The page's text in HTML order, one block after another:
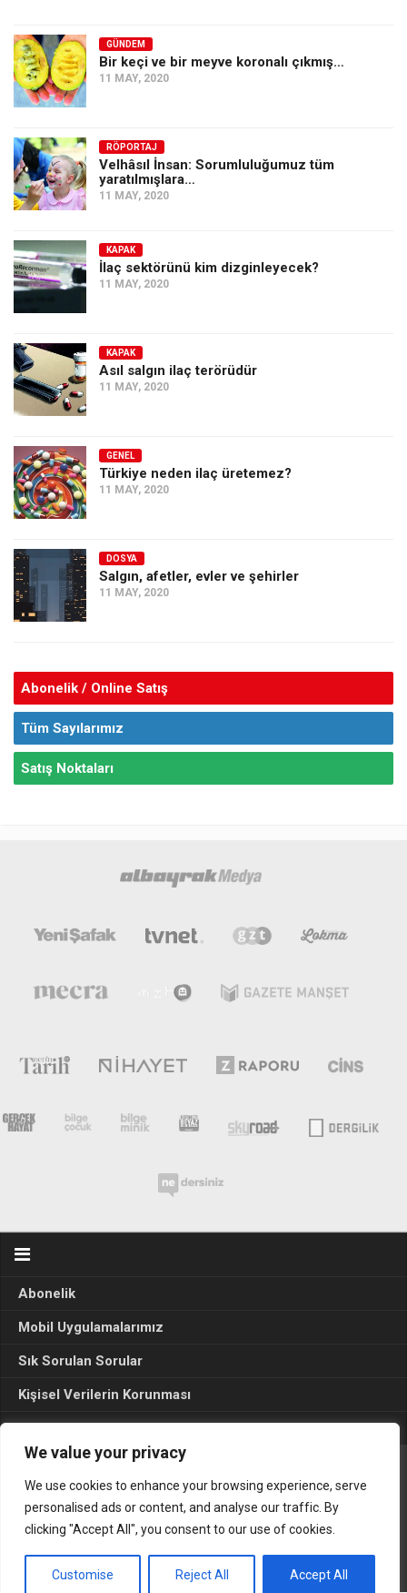
We value your privacy
We use cookies to enhance your browsing experience, serve
personalised ads or content, and analyse our traffic. By
clicking "Accept All", you consent to our use of cookies.
Customise Reject All Accept All
GÜNDEM
Bir keçi ve bir meyve koronalı çıkmış…
11 MAY, 2020
RÖPORTAJ
Velhâsıl İnsan: Sorumluluğumuz tüm
yaratılmışlara…
11 MAY, 2020
KAPAK
İlaç sektörünü kim dizginleyecek?
11 MAY, 2020
KAPAK
Asıl salgın ilaç terörüdür
11 MAY, 2020
GENEL
Türkiye neden ilaç üretemez?
11 MAY, 2020
DOSYA
Salgın, afetler, evler ve şehirler
11 MAY, 2020
Abonelik / Online Satış
Tüm Sayılarımız
Satış Noktaları
Abonelik
Mobil Uygulamalarımız
Sık Sorulan Sorular
Kişisel Verilerin Korunması
Seçim Sonuçları 2024
Gerçek Hayat © 2015. Her hakkı sakldır.